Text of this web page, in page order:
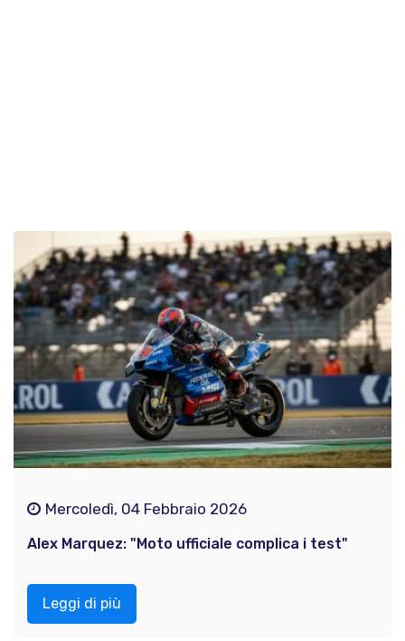
Mercoledì, 04 Febbraio 2026
Alex Marquez: "Moto ufficiale complica i test"
Leggi di più